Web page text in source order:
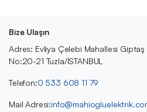
Bize Ulaşın
Adres: Evliya Çelebi Mahallesi
No:20-21 Tuzla/İSTANBUL
Telefon:0 533 608 11 79
Mail Adresi: